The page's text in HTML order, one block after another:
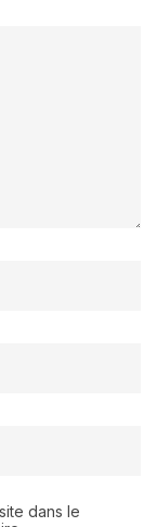
dans le